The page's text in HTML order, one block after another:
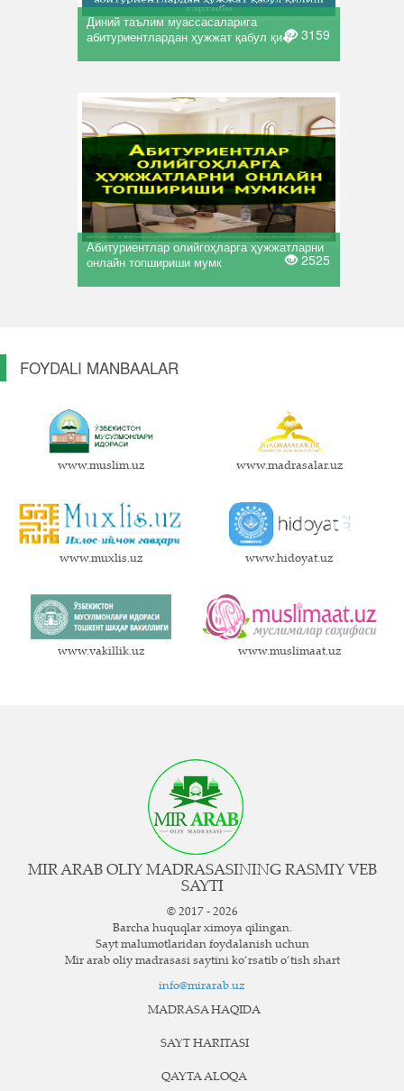
Диний таълим муассасаларига
абитуриентлардан ҳужжат қабул қи� 3159
Абитуриентлар олийгоҳларга ҳужжатларни
онлайн топшириши мумк
2525
FOYDALI MANBAALAR
www.muslim.uz www.madrasalar.uz
www.muxlis.uz www.hidoyat.uz
www.vakillik.uz www.muslimaat.uz
MIR ARAB OLIY MADRASASINING RASMIY VEB
SAYTI
© 2017 - 2026
Barcha huquqlar ximoya qilingan.
Sayt ma`lumotlaridan foydalanish uchun
Mir arab oliy madrasasi saytini ko‘rsatib o‘tish shart
info@mirarab.uz
MADRASA HAQIDA
SAYT HARITASI
QAYTA ALOQA